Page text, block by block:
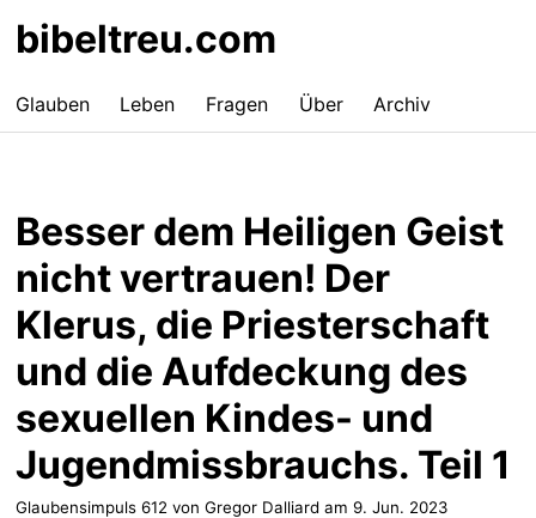
bibeltreu.com
Glauben Leben Fragen Über Archiv
Besser dem Heiligen Geist
nicht vertrauen! Der
Klerus, die Priesterschaft
und die Aufdeckung des
sexuellen Kindes- und
Jugendmissbrauchs. Teil 1
Glaubensimpuls 612 von Gregor Dalliard am 9. Jun. 2023